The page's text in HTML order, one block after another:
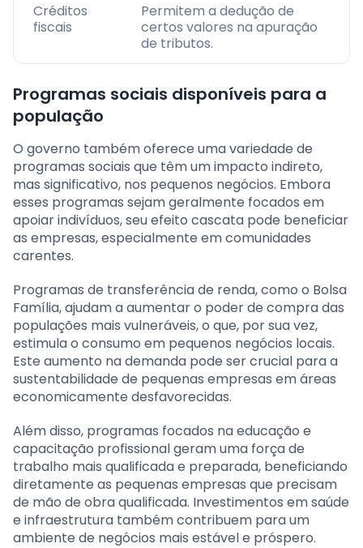
Créditos
fiscais
Permitem a dedução de
certos valores na apuração
de tributos.
Programas sociais disponíveis para a
população
O governo também oferece uma variedade de
programas sociais que têm um impacto indireto,
mas significativo, nos pequenos negócios. Embora
esses programas sejam geralmente focados em
apoiar indivíduos, seu efeito cascata pode beneficiar
as empresas, especialmente em comunidades
carentes.
Programas de transferência de renda, como o Bolsa
Família, ajudam a aumentar o poder de compra das
populações mais vulneráveis, o que, por sua vez,
estimula o consumo em pequenos negócios locais.
Este aumento na demanda pode ser crucial para a
sustentabilidade de pequenas empresas em áreas
economicamente desfavorecidas.
Além disso, programas focados na educação e
capacitação profissional geram uma força de
trabalho mais qualificada e preparada, beneficiando
diretamente as pequenas empresas que precisam
de mão de obra qualificada. Investimentos em saúde
e infraestrutura também contribuem para um
ambiente de negócios mais estável e próspero.